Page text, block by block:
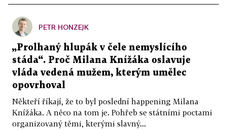
PETR HONZEJK
„Prolhaný hlupák v čele nemyslícího
stáda“. Proč Milana Knížáka oslavuje
vláda vedená mužem, kterým umělec
opovrhoval
Někteří říkají, že to byl poslední happening Milana
Knížáka. A něco na tom je. Pohřeb se státními poctami
organizovaný těmi, kterými slavný...